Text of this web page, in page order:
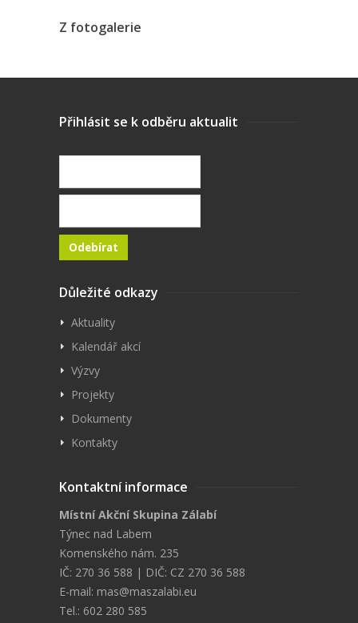
Z fotogalerie
Přihlásit se k odběru aktualit
Důležité odkazy
Aktuality
Kalendář akcí
Výzvy
Projekty
Dokumenty
Kontakty
Kontaktní informace
Místní Akční Skupina Zálabí
Týnec nad Labem
Komenského nám. 235
IČ: 270 36 588 | DIČ: CZ 270 36 588
E-mail: mas@maszalabi.eu
Tel.: 602 280 585